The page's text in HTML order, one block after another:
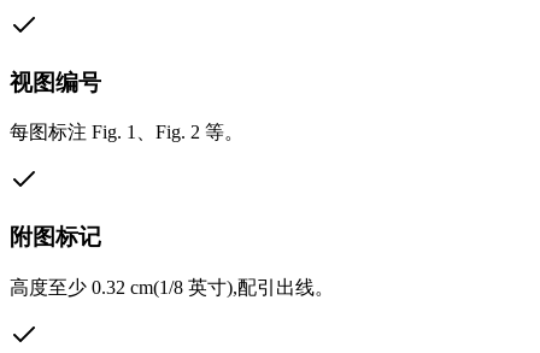
视图编号
每图标注 Fig. 1、Fig. 2 等。
附图标记
高度至少 0.32 cm(1/8 英寸),配引出线。